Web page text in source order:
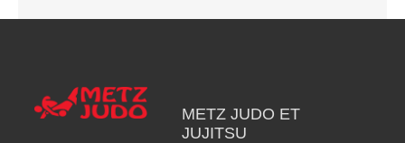
METZ JUDO ET
JUJITSU